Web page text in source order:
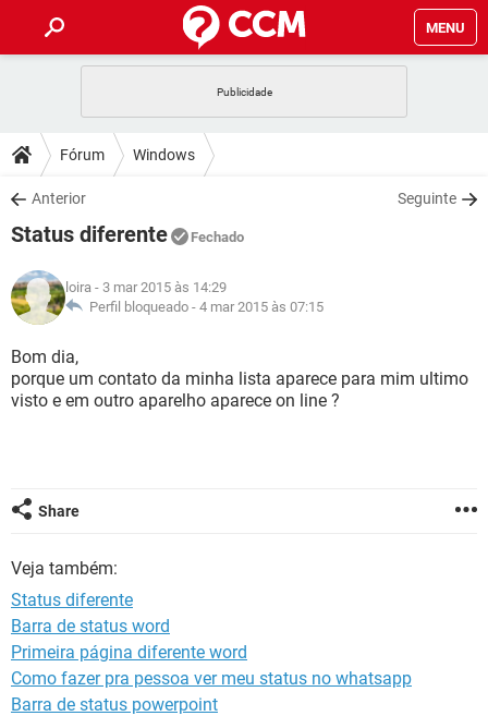
MENU
CELULAR
OUTLOOK
INSTAGRAM
GUIA DE COMPRAS
DICAS
JOGOS
INSTAGRAM
GUIA DE COMPRAS
DOWNLOADS
JOGOS
CELULAR
OUTLOOK EXCEL
INSTAGRAM
GUIA DE COMPRAS
JOGOS
CELULAR
OUTLOOK
INSTAGRAM GMAIL
GLOSSÁRIO
JOGOS
CELULAR FACEBOOK
GUIA DE COMPRAS
Fórum Windows
Anterior Seguinte
Status diferente Fechado
loira - 3 mar 2015 às 14:29
Perfil bloqueado - 4 mar 2015 às 07:15
Bom dia,
porque um contato da minha lista aparece para mim ultimo
visto e em outro aparelho aparece on line ?
Share
Veja também:
Status diferente
Barra de status word
Primeira página diferente word
Como fazer pra pessoa ver meu status no whatsapp
Barra de status powerpoint